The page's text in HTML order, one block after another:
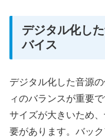
デジタル化し
バイス
デジタル化した音源
ィのバランスが重要
サイズが大きいため
要があります。バッ